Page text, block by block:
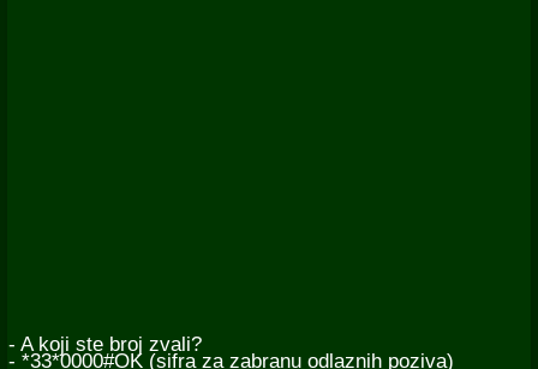
- A koji ste broj zvali?
- *33*0000#OK (sifra za zabranu odlaznih poziva)